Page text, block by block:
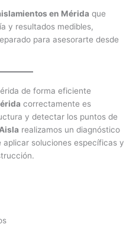
en Mérida que
y resultados medibles,
para asesorarte desde
de forma eficiente
correctamente es
y detectar los puntos de
realizamos un diagnóstico
soluciones específicas y